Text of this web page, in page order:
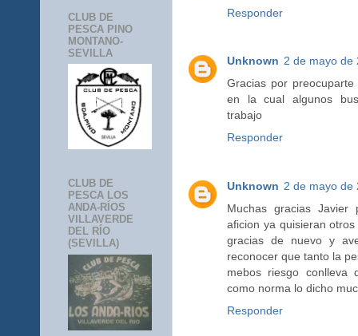
Responder
Unknown 2 de mayo de
Gracias por
en la cual algunos
trabajo
Responder
Unknown 2 de mayo de
Muchas gracias
aficion ya quisieran
gracias de nuevo y
reconocer que tanto la
mebos riesgo conlleva
como norma lo dicho
Responder
CLUB DE
PESCA PINO
MONTANO-
SEVILLA
CLUB DE
PESCA LOS
ANDA-RÍOS
VILLAVERDE
DEL RÍO
(SEVILLA)